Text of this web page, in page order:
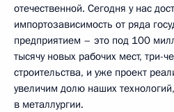
отечественной. Сегодня у нас
импортозависимость от ряда
предприятием – это под 100
тысячу новых рабочих мест, три-
строительства, и уже проект
увеличим долю наших
в металлургии.